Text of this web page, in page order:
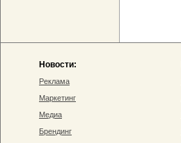
Новости:
Реклама
Маркетинг
Медиа
Брендинг